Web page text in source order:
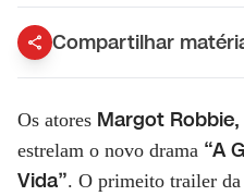
Compartilhar
Os atores Margot
estrelam o novo drama “A
Vida”. O primeito trailer